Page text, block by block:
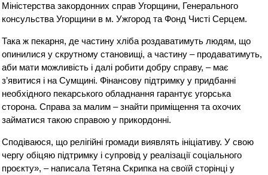
Міністерства закордонних справ Угорщини, Генерального
консульства Угорщини в м. Ужгород та Фонд Чисті Серцем.
Така ж пекарня, де частину хліба роздаватимуть людям, що
опинилися у скрутному становищі, а частину – продаватимуть,
аби мати можливість і далі робити добру справу, – має
з’явитися і на Сумщині. Фінансову підтримку у придбанні
необхідного пекарського обладнання гарантує угорська
сторона. Справа за малим – знайти приміщення та охочих
займатися такою справою у прикордонні.
Сподіваюся, що релігійні громади виявлять ініціативу. У свою
чергу обіцяю підтримку і супровід у реалізації соціального
проєкту», – написала Тетяна Скрипка на своїй сторінці у